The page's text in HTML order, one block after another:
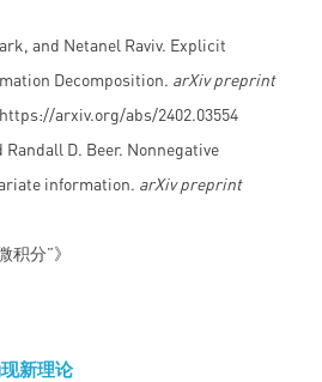
and Netanel Raviv. Explicit
Decomposition. arXiv preprint
arxiv.org/abs/2402.03554
D. Beer. Nonnegative
information. arXiv preprint
积分”》
新理论